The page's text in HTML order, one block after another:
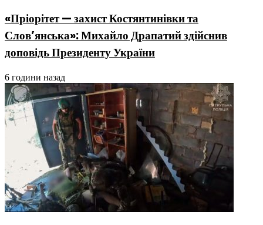
«Пріорітет — захист Костянтинівки та
Слов’янська»: Михайло Драпатий здійснив
доповідь Президенту України
6 години назад